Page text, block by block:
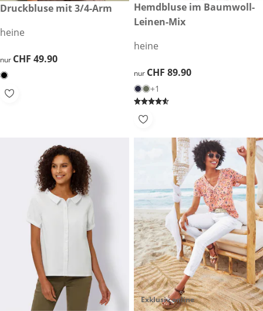
CHF 49.90
Druckbluse mit 3/4-Arm
heine
CHF 49.90
nur CHF 49.90
CHF 89.90
Hemdbluse im Baumwoll-
Leinen-Mix
heine
CHF 89.90
nur CHF 89.90
+1
Exklusiv online